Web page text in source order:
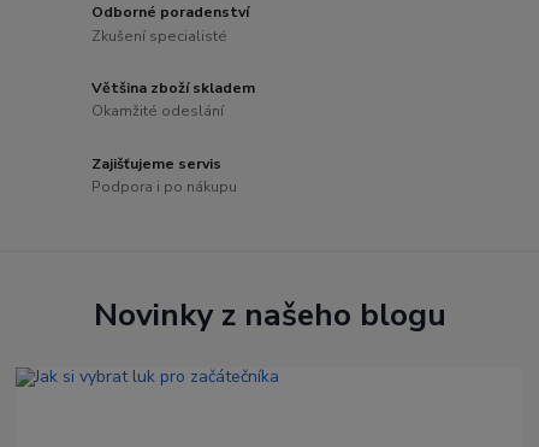
Odborné poradenství
Zkušení specialisté
Většina zboží skladem
Okamžité odeslání
Zajišťujeme servis
Podpora i po nákupu
Novinky z našeho blogu